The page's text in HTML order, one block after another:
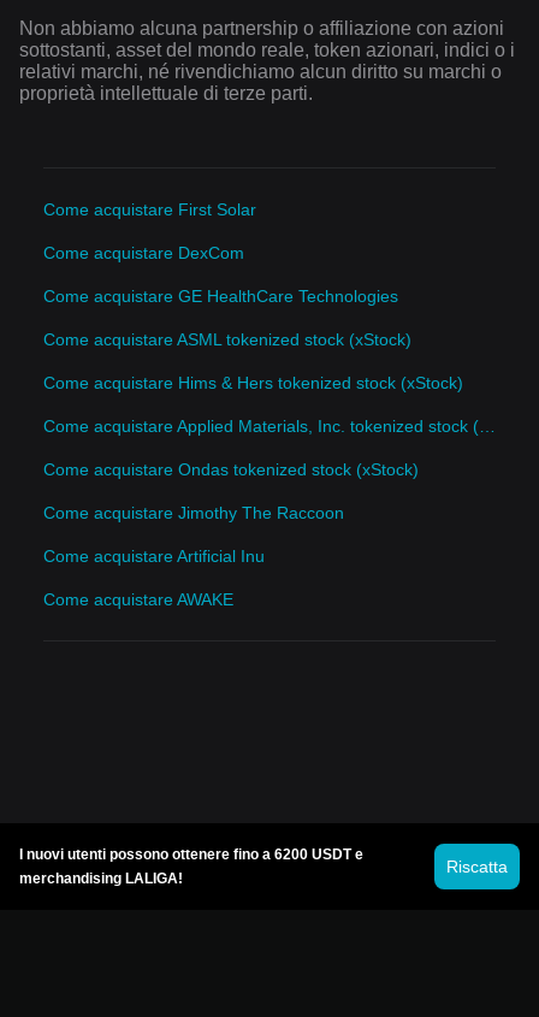
Non abbiamo alcuna partnership o affiliazione con azioni
sottostanti, asset del mondo reale, token azionari, indici o i
relativi marchi, né rivendichiamo alcun diritto su marchi o
proprietà intellettuale di terze parti.
Come acquistare First Solar
Come acquistare DexCom
Come acquistare GE HealthCare Technologies
Come acquistare ASML tokenized stock (xStock)
Come acquistare Hims & Hers tokenized stock (xStock)
Come acquistare Ondas tokenized stock (xStock)
Come acquistare Jimothy The Raccoon
Come acquistare Artificial Inu
Come acquistare AWAKE
I nuovi utenti possono ottenere fino a 6200 USDT e
merchandising LALIGA!
Riscatta